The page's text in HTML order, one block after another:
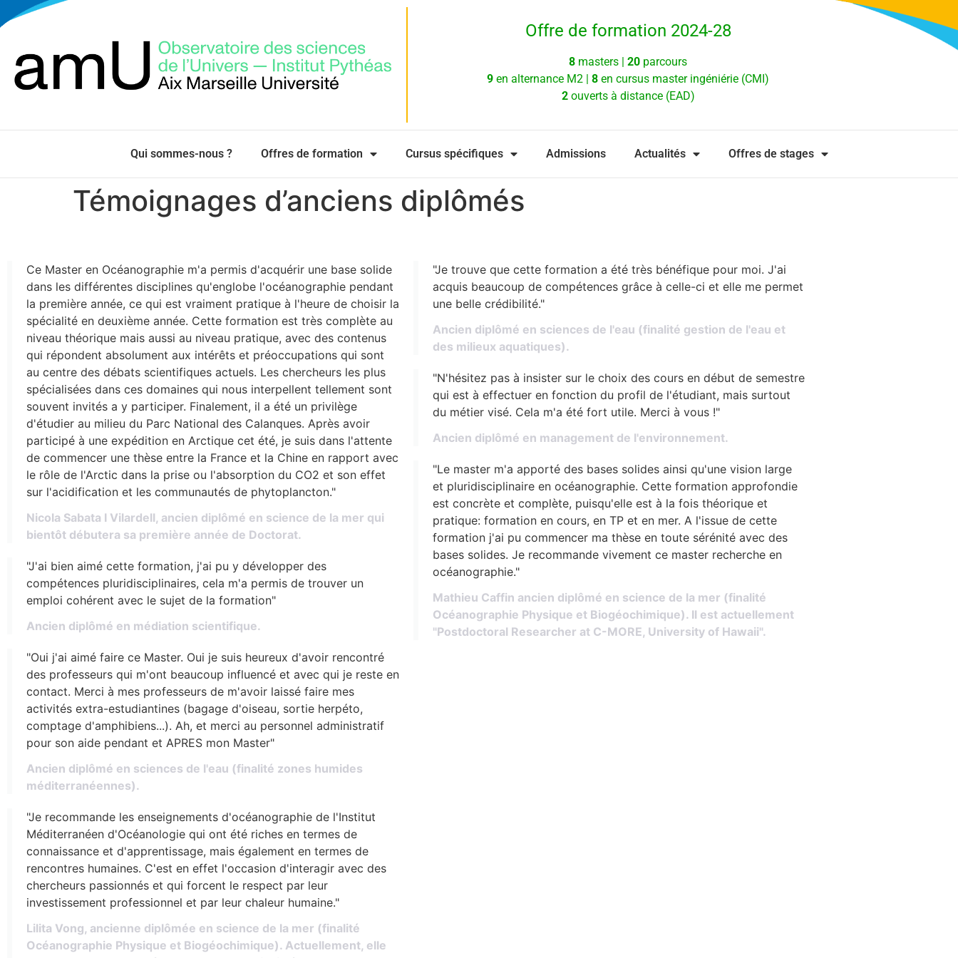
Offre de formation 2024-28
8 masters | 20 parcours
9 en alternance M2 | 8 en cursus master ingéniérie (CMI)
2ouverts à distance (EAD)
Qui sommes-nous ? Offres de formation Cursus spécifiques Admissions Actualités Offres de stages
Témoignages d’anciens diplômés
Ce Master en Océanographie m'a permis d'acquérir une base solide
dans les différentes disciplines qu'englobe l'océanographie pendant
la première année, ce qui est vraiment pratique à l'heure de choisir la
spécialité en deuxième année. Cette formation est très complète au
niveau théorique mais aussi au niveau pratique, avec des contenus
qui répondent absolument aux intérêts et préoccupations qui sont
au centre des débats scientifiques actuels. Les chercheurs les plus
spécialisées dans ces domaines qui nous interpellent tellement sont
souvent invités a y participer. Finalement, il a été un privilège
d'étudier au milieu du Parc National des Calanques. Après avoir
participé à une expédition en Arctique cet été, je suis dans l'attente
de commencer une thèse entre la France et la Chine en rapport avec
le rôle de l'Arctic dans la prise ou l'absorption du CO2 et son effet
sur l'acidification et les communautés de phytoplancton."
Nicola Sabata I Vilardell, ancien diplômé en science de la mer qui
bientôt débutera sa première année de Doctorat.
"J'ai bien aimé cette formation, j'ai pu y développer des
compétences pluridisciplinaires, cela m'a permis de trouver un
emploi cohérent avec le sujet de la formation"
Ancien diplômé en médiation scientifique.
"Oui j'ai aimé faire ce Master. Oui je suis heureux d'avoir rencontré
des professeurs qui m'ont beaucoup influencé et avec qui je reste en
contact. Merci à mes professeurs de m'avoir laissé faire mes
activités extra-estudiantines (bagage d'oiseau, sortie herpéto,
comptage d'amphibiens...). Ah, et merci au personnel administratif
pour son aide pendant et APRES mon Master"
Ancien diplômé en sciences de l'eau (finalité zones humides
méditerranéennes).
"Je recommande les enseignements d'océanographie de l'Institut
Méditerranéen d'Océanologie qui ont été riches en termes de
connaissance et d'apprentissage, mais également en termes de
rencontres humaines. C'est en effet l'occasion d'interagir avec des
chercheurs passionnés et qui forcent le respect par leur
investissement professionnel et par leur chaleur humaine."
Lilita Vong, ancienne diplômée en science de la mer (finalité
Océanographie Physique et Biogéochimique). Actuellement, elle
"Je trouve que cette formation a été très bénéfique pour moi. J'ai
acquis beaucoup de compétences grâce à celle-ci et elle me permet
une belle crédibilité."
Ancien diplômé en sciences de l'eau (finalité gestion de l'eau et
des milieux aquatiques).
"N'hésitez pas à insister sur le choix des cours en début de semestre
qui est à effectuer en fonction du profil de l'étudiant, mais surtout
du métier visé. Cela m'a été fort utile. Merci à vous !"
Ancien diplômé en management de l'environnement.
"Le master m'a apporté des bases solides ainsi qu'une vision large
et pluridisciplinaire en océanographie. Cette formation approfondie
est concrète et complète, puisqu'elle est à la fois théorique et
pratique: formation en cours, en TP et en mer. A l'issue de cette
formation j'ai pu commencer ma thèse en toute sérénité avec des
bases solides. Je recommande vivement ce master recherche en
océanographie."
Mathieu Caffin ancien diplômé en science de la mer (finalité
Océanographie Physique et Biogéochimique). Il est actuellement
"Postdoctoral Researcher at C-MORE, University of Hawaii".